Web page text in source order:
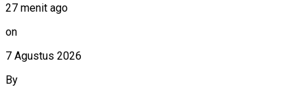
27 menit ago
on
7 Agustus 2026
By